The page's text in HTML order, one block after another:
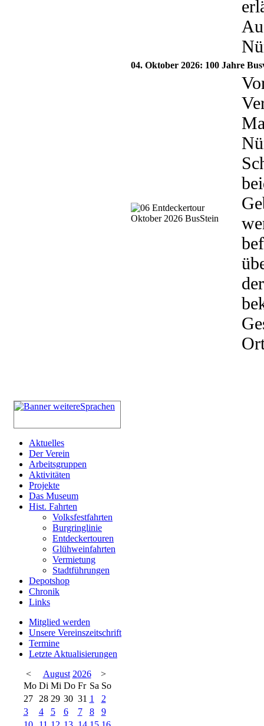
04. Oktober 2026: 100 Jahre
Aktuelles
Der Verein
Arbeitsgruppen
Aktivitäten
Projekte
Das Museum
Hist. Fahrten
Volksfestfahrten
Burgringlinie
Entdeckertouren
Glühweinfahrten
Vermietung
Stadtführungen
Depotshop
Chronik
Links
Mitglied werden
Unsere Vereinszeitschrift
Termine
Letzte Aktualisierungen
<
August 2026
>
Mo Di Mi Do Fr Sa So
27
28 29 30 31 1
2
3
4 5 6 7 8
9